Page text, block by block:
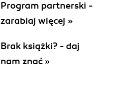
Program partnerski -
zarabiaj więcej »
Brak książki? - daj
nam znać »